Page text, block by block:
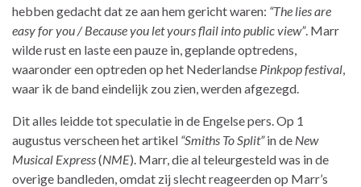
hebben gedacht dat ze aan hem gericht waren: “The lies are
easy for you / Because you let yours flail into public view”. Marr
wilde rust en laste een pauze in, geplande optredens,
waaronder een optreden op het Nederlandse Pinkpop festival
waar ik de band eindelijk zou zien, werden afgezegd.
Dit alles leidde tot speculatie in de Engelse pers. Op 1
augustus verscheen het artikel “Smiths To Split”in de New
Musical Express(NME). Marr, die al teleurgesteld was in de
overige bandleden, omdat zij slecht reageerden op Marr’s